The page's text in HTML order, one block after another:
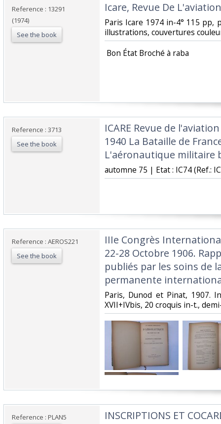
Reference : 13291
(1974)
See the book
‎Icare, Revue De
‎Paris Icare 1974 in-4° 115 pp,
illustrations, couvertures
‎ Bon État Broché à raba‎
Reference : 3713
See the book
‎ICARE Revue de
1940 La Bataille de
L'aéronautique militaire
‎automne 75 | Etat : IC74 (Ref.:
Reference : AEROS221
See the book
‎IIIe Congrès
22-28 Octobre 1906.
publiés par les soins de
permanente
‎Paris, Dunod et Pinat, 1907.
XVII+IVbis, 20 croquis in-t.,
Reference : PLAN5
‎INSCRIPTIONS ET